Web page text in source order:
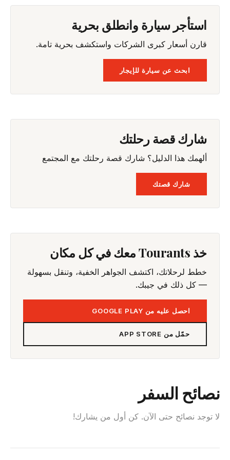
استأجر سيارة وانطلق بحرية
قارن أسعار كبرى الشركات واستكشف بحرية تامة.
ابحث عن سيارة للإيجار
شارك قصة رحلتك
ألهمك هذا الدليل؟ شارك قصة رحلتك مع المجتمع
شارك قصتك
خذ Tourants معك في كل مكان
خطط لرحلاتك، اكتشف الجواهر الخفية، وتنقل بسهولة
— كل ذلك في جيبك.
احصل عليه من GOOGLE PLAY
حمّل من APP STORE
نصائح السفر
لا توجد نصائح حتى الآن. كن أول من يشارك!